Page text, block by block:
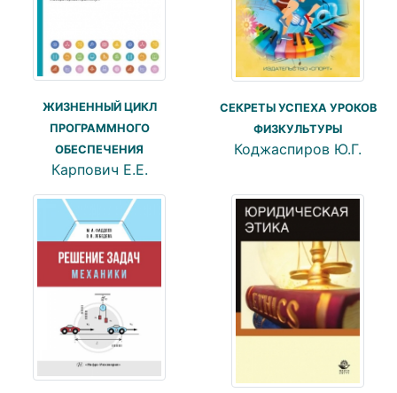
ЖИЗНЕННЫЙ ЦИКЛ
ПРОГРАММНОГО
ОБЕСПЕЧЕНИЯ
Карпович Е.Е.
СЕКРЕТЫ УСПЕХА УРОКОВ
ФИЗКУЛЬТУРЫ
Коджаспиров Ю.Г.